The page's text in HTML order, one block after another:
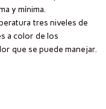
y mínima.
tres niveles de
a color de los
que se puede manejar.